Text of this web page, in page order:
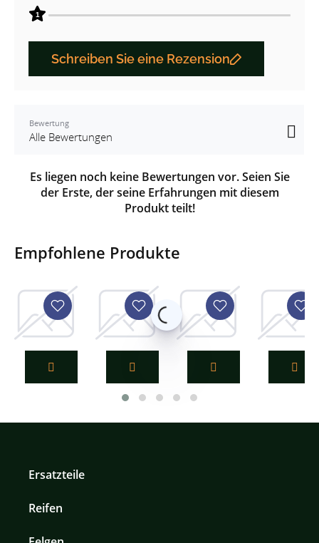
1
Schreiben Sie eine Rezension
Bewertung
Es liegen noch keine Bewertungen vor. Seien Sie
der Erste, der seine Erfahrungen mit diesem
Produkt teilt!
Empfohlene Produkte
Bosch Kraftstofffilter F026402005Bosch Kraftstofffilter F026403766
Bosch KraftstofffilterBosch
Ersatzteile
Reifen